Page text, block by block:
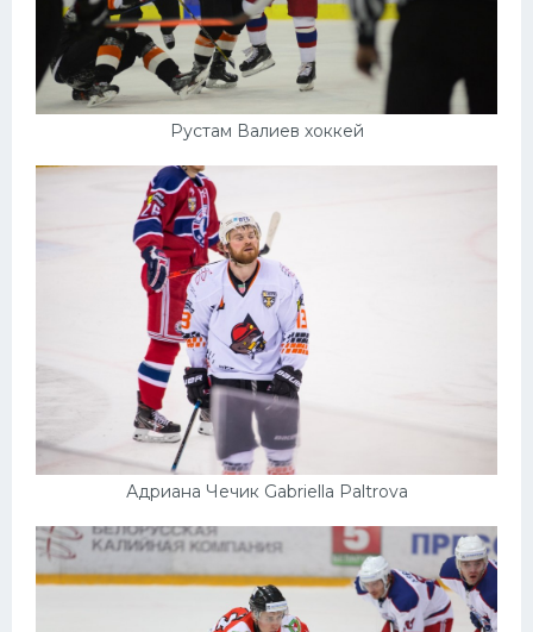
Рустам Валиев хоккей
Адриана Чечик Gabriella Paltrova